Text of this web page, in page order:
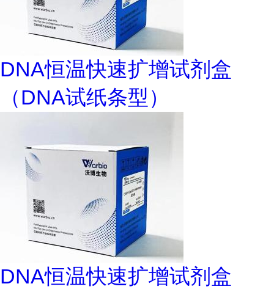
DNA恒温快速扩增试剂盒
（DNA试纸条型）
DNA恒温快速扩增试剂盒